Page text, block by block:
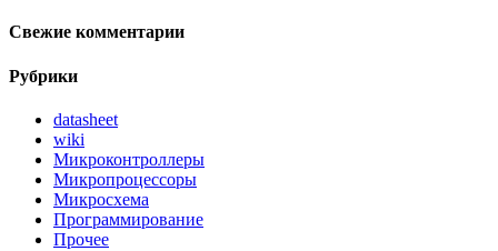
Свежие комментарии
Рубрики
datasheet
wiki
Микроконтроллеры
Микропроцессоры
Микросхема
Программирование
Прочее